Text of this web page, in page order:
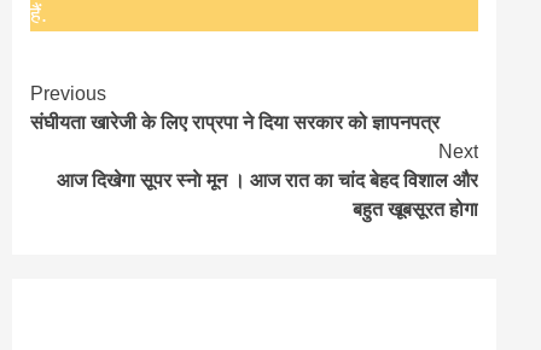
हैं.
Continue
Previous
संघीयता खारेजी के लिए राप्रपा ने दिया सरकार को ज्ञापनपत्र
Next
आज दिखेगा सूपर स्नाे मून । आज रात का चांद बेहद विशाल और
बहुत खूबसूरत होगा